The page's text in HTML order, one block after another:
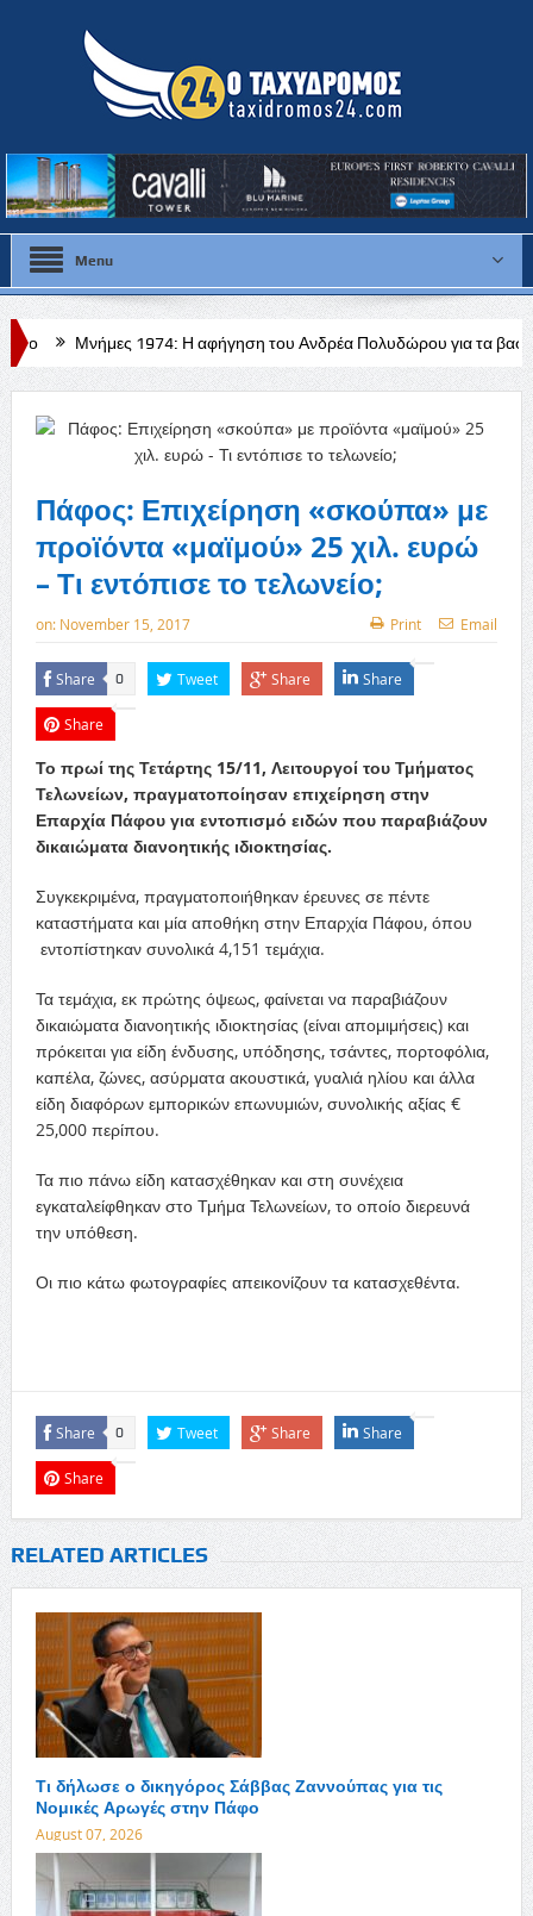
Menu
1974: Η αφήγηση του Ανδρέα Πολυδώρου για τα βασανιστήρια και
Πάφος: Επιχείρηση «σκούπα» με
προϊόντα «μαϊμού» 25 χιλ. ευρώ
– Τι εντόπισε το τελωνείο;
on: November 15, 2017 Print Email
Share 0 Tweet Share Share
Share
Το πρωί της Τετάρτης 15/11, Λειτουργοί του Τμήματος
Τελωνείων, πραγματοποίησαν επιχείρηση στην
Επαρχία Πάφου για εντοπισμό ειδών που παραβιάζουν
δικαιώματα διανοητικής ιδιοκτησίας.
Συγκεκριμένα, πραγματοποιήθηκαν έρευνες σε πέντε
καταστήματα και μία αποθήκη στην Επαρχία Πάφου, όπου
εντοπίστηκαν συνολικά 4,151 τεμάχια.
Τα τεμάχια, εκ πρώτης όψεως, φαίνεται να παραβιάζουν
δικαιώματα διανοητικής ιδιοκτησίας (είναι απομιμήσεις) και
πρόκειται για είδη ένδυσης, υπόδησης, τσάντες, πορτοφόλια,
καπέλα, ζώνες, ασύρματα ακουστικά, γυαλιά ηλίου και άλλα
είδη διαφόρων εμπορικών επωνυμιών, συνολικής αξίας €
25,000 περίπου.
Τα πιο πάνω είδη κατασχέθηκαν και στη συνέχεια
εγκαταλείφθηκαν στο Τμήμα Τελωνείων, το οποίο διερευνά
την υπόθεση.
Οι πιο κάτω φωτογραφίες απεικονίζουν τα κατασχεθέντα.
Share 0 Tweet Share Share
Share
RELATED ARTICLES
Τι δήλωσε ο δικηγόρος Σάββας Ζαννούπας για τις
Νομικές Αρωγές στην Πάφο
August 07, 2026